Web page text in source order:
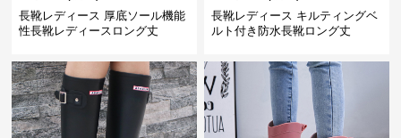
長靴レディース 厚底ソール機能
性長靴レディースロング丈
長靴レディース キルティングベ
ルト付き防水長靴ロング丈